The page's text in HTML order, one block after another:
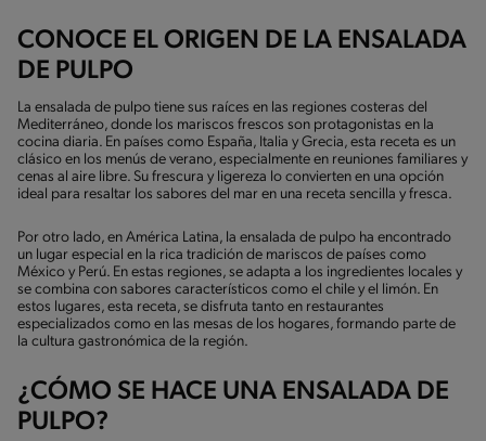
CONOCE EL ORIGEN DE LA ENSALADA
DE PULPO
La ensalada de pulpo tiene sus raíces en las regiones costeras del
Mediterráneo, donde los mariscos frescos son protagonistas en la
cocina diaria. En países como España, Italia y Grecia, esta receta es un
clásico en los menús de verano, especialmente en reuniones familiares y
cenas al aire libre. Su frescura y ligereza lo convierten en una opción
ideal para resaltar los sabores del mar en una receta sencilla y fresca.
Por otro lado, en América Latina, la ensalada de pulpo ha encontrado
un lugar especial en la rica tradición de mariscos de países como
México y Perú. En estas regiones, se adapta a los ingredientes locales y
se combina con sabores característicos como el chile y el limón. En
estos lugares, esta receta, se disfruta tanto en restaurantes
especializados como en las mesas de los hogares, formando parte de
la cultura gastronómica de la región.
¿CÓMO SE HACE UNA ENSALADA DE
PULPO?